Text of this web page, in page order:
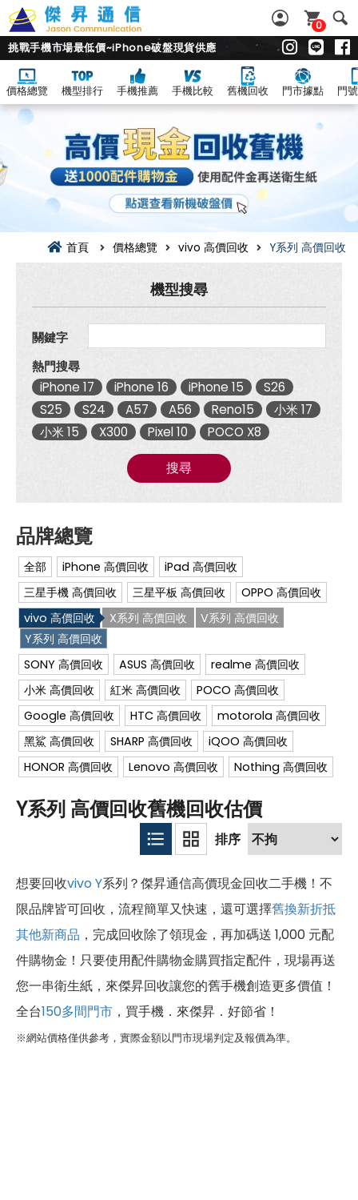
vivo Y
收
價
總
機.
0
挑戰手機市場最低價~iPhone破盤現貨供應
價格總覽 機型排行 手機推薦 手機比較 舊機回收 門市據點 門
首頁 價格總覽 vivo 高價回收 Y系列 高價回收
機型搜尋
關鍵字
熱門搜尋
iPhone 17
iPhone 16 iPhone 15
S26
S25
S24 A57 A56 Reno15
小米 17
小米 15
X300 Pixel 10 POCO X8
搜尋
全部 iPhone 高價回收
iPad 高價回收
三星手機 高價回收
三星平板 高價回收
OPPO 高價回收
vivo 高價回收
X系列 高價回收
V系列 高價回收
Y系列 高價回收
SONY 高價回收
ASUS 高價回收
realme 高價回收
小米 高價回收
紅米 高價回收
POCO 高價回收
Google 高價回收
HTC 高價回收
motorola 高價回收
黑鯊 高價回收
SHARP 高價回收
iQOO 高價回收
HONOR 高價回收
Lenovo 高價回收 Nothing 高價回收
Y系列 高價回收舊機回收估價
想要回收vivo Y系列？傑昇通信高價現金回收二手機！不
限品牌皆可回收，流程簡單又快速，還可選擇舊換新折抵
其他新商品 ，完成回收除了領現金，再加碼送 1,000 元配
件購物金！只要使用配件購物金購買指定配件，現場再送
您一串衛生紙，來傑昇回收讓您的舊手機創造更多價值！
全台150多間門市 ，買手機．來傑昇．好節省！
※網站價格僅供參考，實際金額以門市現場判定及報價為準。